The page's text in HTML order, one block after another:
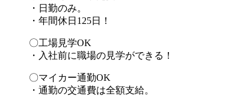
・日勤のみ。
・年間休日125日！
〇工場見学OK
・入社前に職場の見学ができる！
〇マイカー通勤OK
・通勤の交通費は全額支給。